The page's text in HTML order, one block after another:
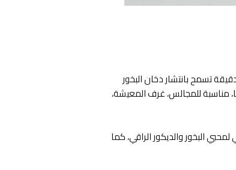
تسمح بانتشار دخان البخور
مناسبة للمجالس، غرف المعيشة،
البخور والديكور الراقي، كما